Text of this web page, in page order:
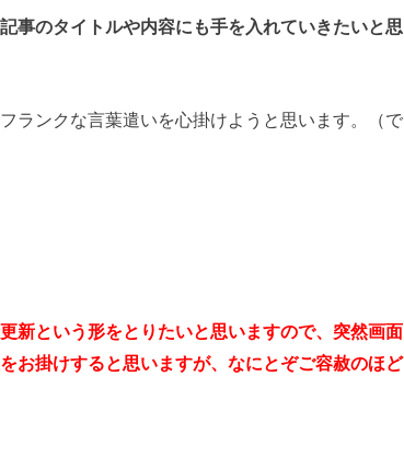
事のタイトルや内容にも手を入れていきたいと思
ランクな言葉遣いを心掛けようと思います。（で
新という形をとりたいと思いますので、突然画面
お掛けすると思いますが、なにとぞご容赦のほど